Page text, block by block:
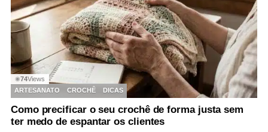
◉74Views
ARTESANATO
CROCHÊ DICAS
Como precificar o seu crochê de forma justa sem
ter medo de espantar os clientes